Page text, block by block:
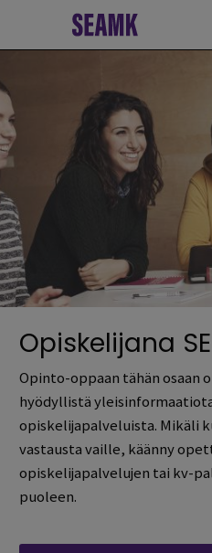
Opiskelijana
Opinto-oppaan tähän osaan
hyödyllistä
opiskelijapalveluista. Mikäli
vastausta vaille, käänny
opiskelijapalvelujen tai kv-
puoleen.